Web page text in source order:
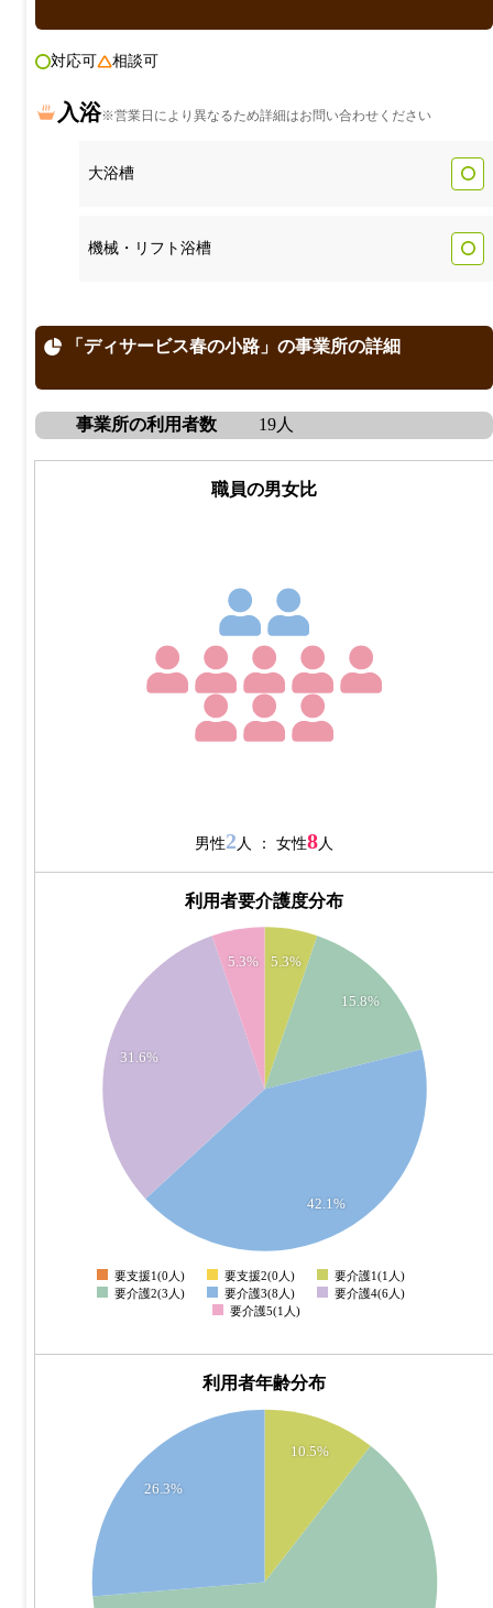
対応可 相談可
入浴※営業日により異なるため詳細はお問い合わせください
大浴槽
機械・リフト浴槽
「ディサービス春の小路」の事業所の詳細
事業所の利用者数 19人
職員の男女比
男性2 人 ： 女性8 人
利用者要介護度分布
5.3%
15.8%
42.1%
31.6%
5.3%
0
要支援1(0人) 要支援2(0人)
要介護1(1人)
要介護2(3人)
要介護3(8人)
要介護4(6人)
要介護5(1人)
利用者年齢分布
10.5%
26.3%